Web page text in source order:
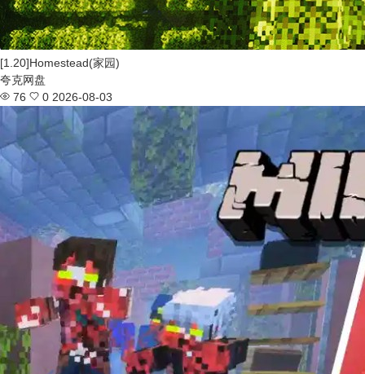
[1.20]Homestead(家园)
夸克网盘
76
0 2026-08-03